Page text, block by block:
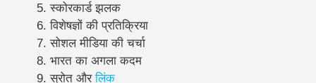
स्कोरकार्ड झलक
विशेषज्ञों की प्रतिक्रिया
सोशल मीडिया की चर्चा
भारत का अगला कदम
स्रोत औरलिंक